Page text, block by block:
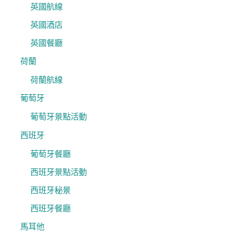
英國航線
英國酒店
英國餐廳
荷蘭
荷蘭航線
葡萄牙
葡萄牙景點活動
西班牙
葡萄牙餐廳
西班牙景點活動
西班牙秘景
西班牙餐廳
馬耳他